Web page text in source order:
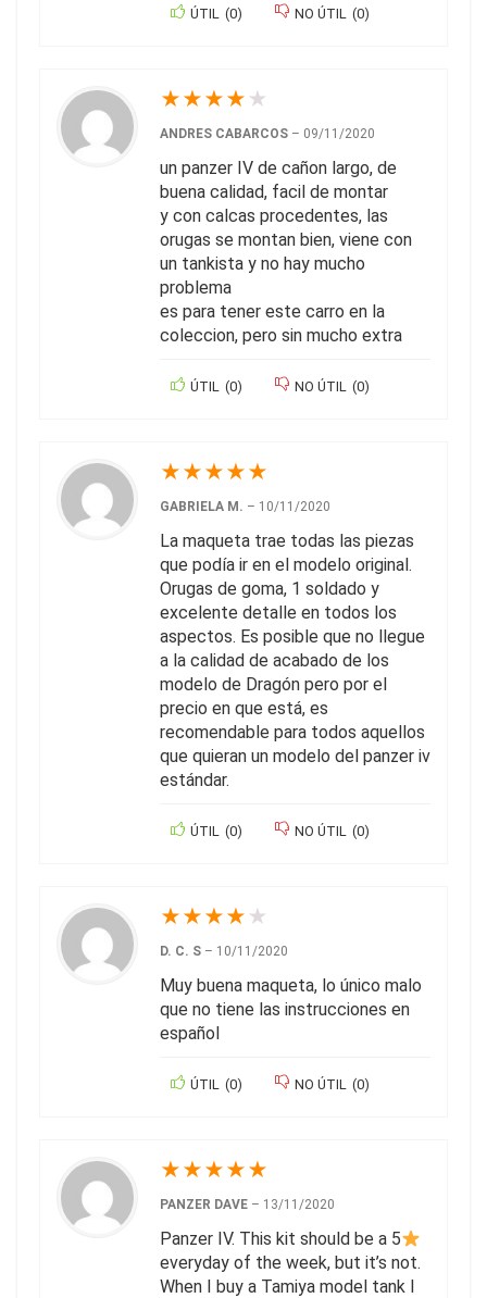
ÚTIL (0) NO ÚTIL (0)
★★★★ ★
ANDRES CABARCOS – 09/11/2020
un panzer IV de cañon largo, de
buena calidad, facil de montar
y con calcas procedentes, las
orugas se montan bien, viene con
un tankista y no hay mucho
problema
es para tener este carro en la
coleccion, pero sin mucho extra
ÚTIL (0) NO ÚTIL (0)
★★★★★
GABRIELA M. – 10/11/2020
La maqueta trae todas las piezas
que podía ir en el modelo original.
Orugas de goma, 1 soldado y
excelente detalle en todos los
aspectos. Es posible que no llegue
a la calidad de acabado de los
modelo de Dragón pero por el
precio en que está, es
recomendable para todos aquellos
que quieran un modelo del panzer iv
estándar.
ÚTIL (0) NO ÚTIL (0)
★★★★ ★
D. C. S – 10/11/2020
Muy buena maqueta, lo único malo
que no tiene las instrucciones en
español
ÚTIL (0) NO ÚTIL (0)
★★★★★
PANZER DAVE – 13/11/2020
Panzer IV. This kit should be a 5
everyday of the week, but it’s not.
When I buy a Tamiya model tank I